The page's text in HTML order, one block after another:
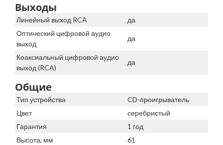
Выходы
Линейный выход RCA
да
Оптический цифровой аудио
выход
да
Коаксиальный цифровой аудио
выход (RCA)
да
Общие
Тип устройства
CD-проигрыватель
Цвет
серебристый
Гарантия
1 год
Высота, мм
61